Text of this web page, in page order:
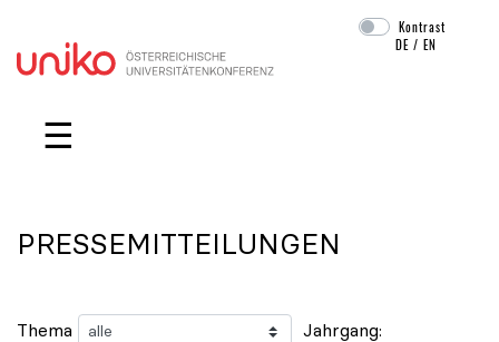
Navigation überspringen
Kontrast
DE /EN
☰
PRESSEMITTEILUNGEN
Thema Jahrgang: